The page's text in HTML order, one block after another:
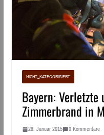
NICHT_KATEGORISIERT
Bayern: Verletzte
Zimmerbrand in
29. Januar 2015 0 Kommentare